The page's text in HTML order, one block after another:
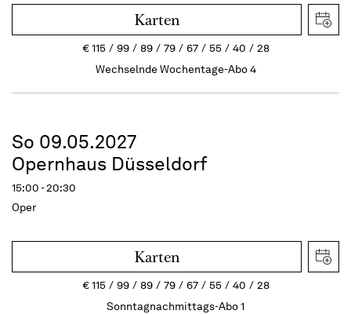
Karten
€115 99 89 79 67 55 40
28
Wechselnde Wochentage-Abo 4
So 09.05.2027
Opernhaus Düsseldorf
15:00 - 20:30
Oper
Karten
€115 99 89 79 67 55 40
28
Sonntagnachmittags-Abo 1